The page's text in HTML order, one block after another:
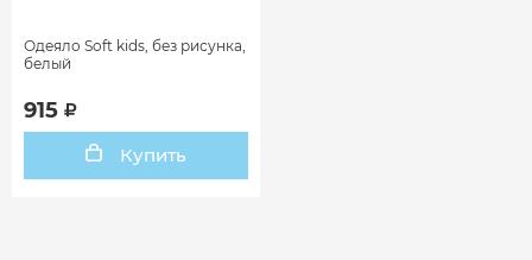
Одеяло Soft kids, без рисунка,
белый
915
Купить